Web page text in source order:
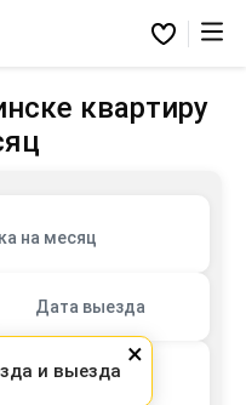
Избранное
квартиру
на месяц
Дата выезда
×
и выезда